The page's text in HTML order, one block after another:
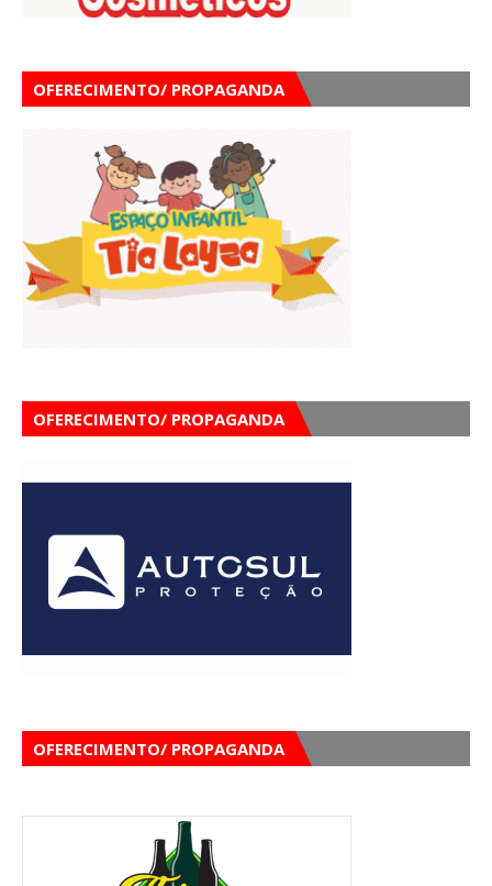
OFERECIMENTO/ PROPAGANDA
OFERECIMENTO/ PROPAGANDA
OFERECIMENTO/ PROPAGANDA